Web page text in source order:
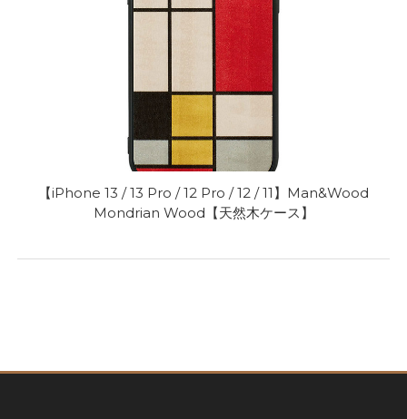
【iPhone 13 / 13 Pro / 12 Pro / 12 / 11】Man&Wood
Mondrian Wood【天然木ケース】